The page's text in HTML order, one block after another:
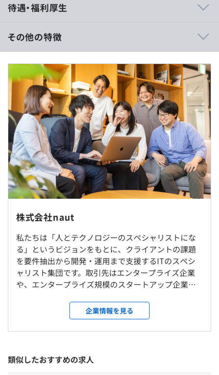
受託開発でありながらクライアントの上流工程に密に関わ
技術選定にも主体的に携われます。
プライム案件も多く、現役エンジニアである代表・副代表
が会社員時代から築いたクライアントとの信頼関係により
リファラル案件を獲得しています。創業から3期連続で
倍々成長を達成し、3期目には売上1億4,000万円を突破。
並行して、新規案件獲得やITコンサルティング分野にも取
り組み、事業拡大を実現。2026年には自社開発も開始予
定です。
・報道ベンチャー向け｜個人向けニュースアプリ
（iOS/Android）
・エネルギー企業向け｜EV充電インフラ管理・予約アプ
・大手音響機器メーカー向け：多言語対応・ユニバーサル
デザインに基づく情報配信アプリの開発
・BtoB／BtoC問わず、公共性・社会性の高いプロダクト
の開発
MacBookPro(M4) 14inchi
名の全20名
◎リモート勤務可（ハイブリッド勤務/基本週3出社）
◎転勤は原則ありません（他支社への転勤などが発生する
場合は、相談、同意を得たうえで決定）
就業場所の変更範囲
＜雇入時＞
東京本社、および自宅
＜変更範囲＞
待遇・福利厚生
◼︎月給：36万円〜（固定残業代を含む）
基本給：25万円〜
固定残業代（月40時間分）：11万円〜 ※超過分は別途
支給
年収：500万円〜（賞与含む）
◼︎一律手当
・通勤手当
※給与は、ポジションやご経験、能力に応じて決定いたし
ます
（※想定年収は年収提示額を保証するものではありません）
《フレックスタイム制》
◼︎フレキシブルタイム
始業：7:00~11:00/終業：15:00~21:00
◼︎コアタイム 11:00〜15:00
◼︎実働時間：8時間／日
以上 ※タイミングは個人裁量
その他の特徴
株式会社naut
私たちは「人とテクノロジーのスペシャリストにな
る」というビジョンをもとに、クライアントの課題
を要件抽出から開発・運用まで支援するITのスペシ
ャリスト集団です。取引先はエンタープライズ企業
や、エンタープライズ規模のスタートアップ企業が
ることができ、やりがいを感じられる環境です。
《取引先の一例》 ・音響機器メーカー：音響・モビ
リティ分野でグローバルに展開する大手企業 ・再生
に特化したテクノロジー企業 ・報道メディア企業：
AI技術を活用した先進的報道メディア企業 ・地方自
企業情報を見る
類似したおすすめの求人